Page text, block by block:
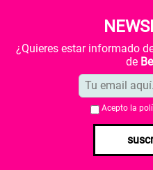
¿Quieres estar informado
de
Acepto la